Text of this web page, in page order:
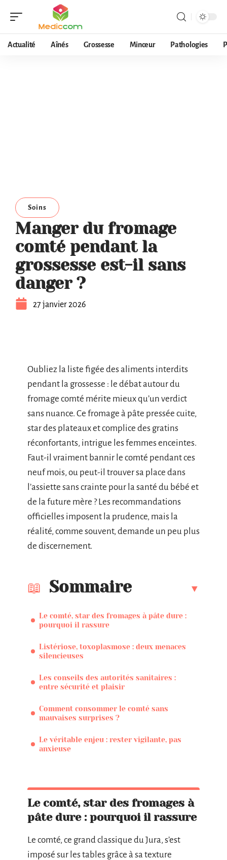
Actualité Aînés Grossesse Minceur Pathologies
Soins
Manger du fromage
comté pendant la
grossesse est-il sans
danger ?
27 janvier 2026
Oubliez la liste figée des aliments interdits
pendant la grossesse : le débat autour du
fromage comté mérite mieux qu’un verdict
sans nuance. Ce fromage à pâte pressée cuite,
star des plateaux et complice des gratins
réconfortants, intrigue les femmes enceintes.
Faut-il vraiment bannir le comté pendant ces
neuf mois, ou peut-il trouver sa place dans
l’assiette sans crainte pour la santé du bébé et
de la future mère ? Les recommandations
officielles imposent la prudence, mais la
réalité, comme souvent, demande un peu plus
de discernement.
Sommaire
Le comté, star des fromages à pâte dure :
pourquoi il rassure
Listériose, toxoplasmose : deux menaces
silencieuses
Les conseils des autorités sanitaires :
entre sécurité et plaisir
Comment consommer le comté sans
mauvaises surprises ?
Le véritable enjeu : rester vigilante, pas
anxieuse
Le comté, star des fromages à
pâte dure : pourquoi il rassure
Le comté, ce grand classique du Jura, s’est
imposé sur les tables grâce à sa texture